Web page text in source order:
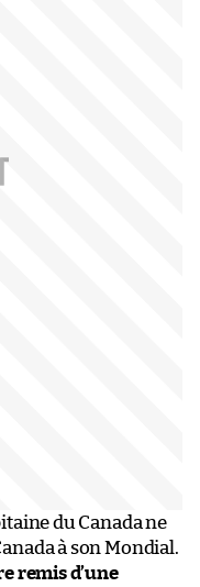
du Canada ne
à son Mondial.
remis d’une